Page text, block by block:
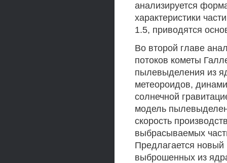
анализируется
характеристики
1.5, приводятся
Во второй главе
потоков кометы
пылевыделения из
метеороидов,
солнечной
модель
скорость
выбрасываемых
Предлагается новый
выброшенных из